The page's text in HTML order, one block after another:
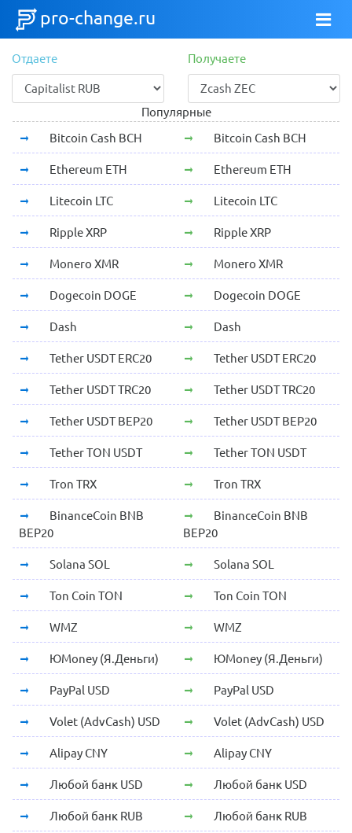
pro-change.ru
Отдаете Получаете
Популярные
Bitcoin Cash BCH
Bitcoin Cash BCH
Ethereum ETH Ethereum ETH
Litecoin LTC Litecoin LTC
Ripple XRP Ripple XRP
Monero XMR Monero XMR
Dogecoin DOGE Dogecoin DOGE
Dash Dash
Tether USDT ERC20 Tether USDT ERC20
Tether USDT TRC20 Tether USDT TRC20
Tether USDT BEP20 Tether USDT BEP20
Tether TON USDT Tether TON USDT
Tron TRX Tron TRX
BinanceCoin BNB
BEP20
BinanceCoin BNB
BEP20
Solana SOL Solana SOL
Ton Coin TON Ton Coin TON
WMZ WMZ
ЮMoney (Я.Деньги) ЮMoney (Я.Деньги)
PayPal USD PayPal USD
Volet (AdvCash) USD Volet (AdvCash) USD
Alipay CNY Alipay CNY
Любой банк USD Любой банк USD
Любой банк RUB Любой банк RUB